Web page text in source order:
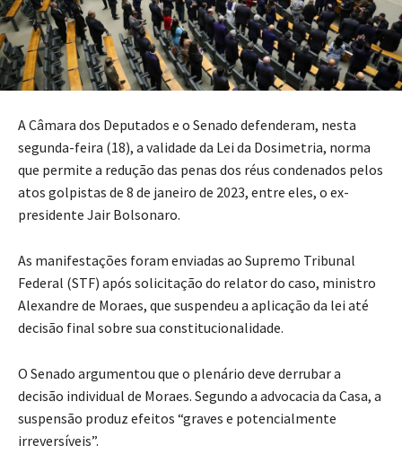
A Câmara dos Deputados e o Senado defenderam, nesta
segunda-feira (18), a validade da Lei da Dosimetria, norma
que permite a redução das penas dos réus condenados pelos
atos golpistas de 8 de janeiro de 2023, entre eles, o ex-
presidente Jair Bolsonaro.
As manifestações foram enviadas ao Supremo Tribunal
Federal (STF) após solicitação do relator do caso, ministro
Alexandre de Moraes, que suspendeu a aplicação da lei até
decisão final sobre sua constitucionalidade.
O Senado argumentou que o plenário deve derrubar a
decisão individual de Moraes. Segundo a advocacia da Casa, a
suspensão produz efeitos “graves e potencialmente
irreversíveis”.